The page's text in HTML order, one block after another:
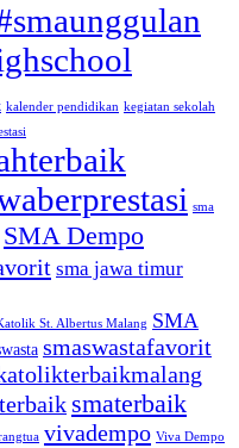
kalender pendidikan kegiatan sekolah
sma
SMA Dempo
sma jawa timur
St. Albertus Malang SMA
smaswastafavorit
smaterbaik
vivadempo Viva Dempo